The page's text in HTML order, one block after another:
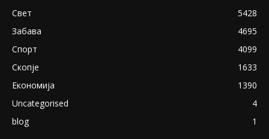
Свет
5428
Забава
4695
Спорт
4099
Скопје
1633
Економија
1390
Uncategorised
4
blog
1